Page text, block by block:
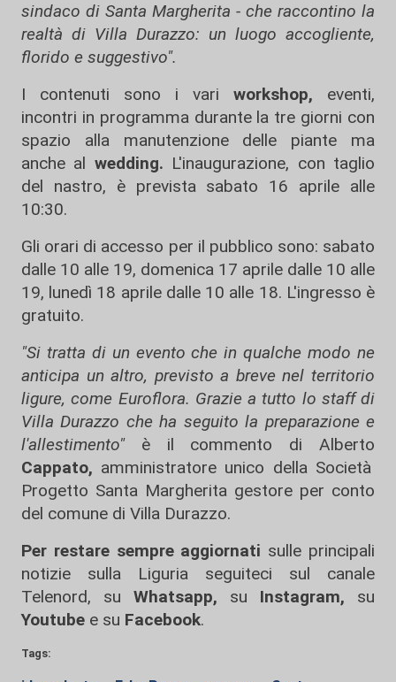
sindaco di Santa Margherita - che raccontino la
realtà di Villa Durazzo: un luogo accogliente,
florido e suggestivo".
I contenuti sono i vari workshop, eventi,
incontri in programma durante la tre giorni con
spazio alla manutenzione delle piante ma
anche al wedding. L'inaugurazione, con taglio
del nastro, è prevista sabato 16 aprile alle
10:30.
Gli orari di accesso per il pubblico sono: sabato
dalle 10 alle 19, domenica 17 aprile dalle 10 alle
19, lunedì 18 aprile dalle 10 alle 18. L'ingresso è
gratuito.
"Si tratta di un evento che in qualche modo ne
anticipa un altro, previsto a breve nel territorio
ligure, come Euroflora. Grazie a tutto lo staff di
Villa Durazzo che ha seguito la preparazione e
l'allestimento"è il commento di Alberto
Cappato, amministratore unico della Società
Progetto Santa Margherita gestore per conto
del comune di Villa Durazzo.
Per restare sempre aggiornati sulle principali
notizie sulla Liguria seguiteci sul canale
Telenord, su
Whatsapp, su Instagram, su
Youtube e su Facebook.
Tags: